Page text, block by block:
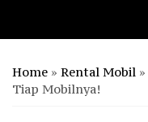
Home » Rental Mobil »
Tiap Mobilnya!